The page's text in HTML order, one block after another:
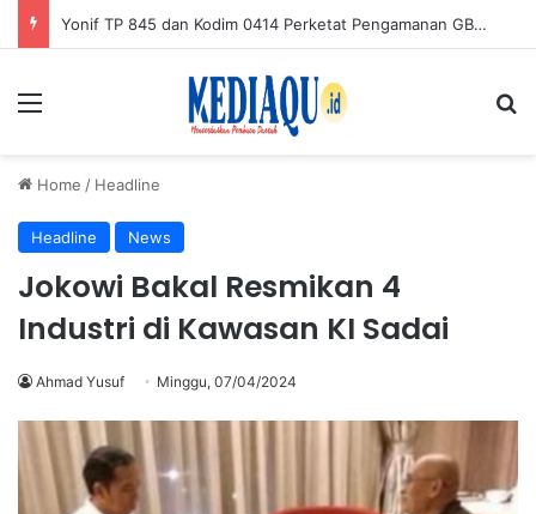
Yonif TP 845 dan Kodim 0414 Perketat Pengamanan GBT Gantung
Menu
Home / Headline
Headline News
Jokowi Bakal Resmikan 4
Industri di Kawasan KI Sadai
Ahmad Yusuf Minggu, 07/04/2024